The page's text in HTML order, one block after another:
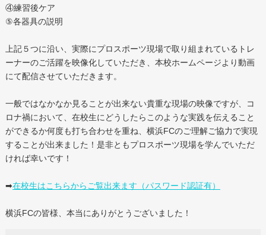
④練習後ケア
⑤各器具の説明
上記５つに沿い、実際にプロスポーツ現場で取り組まれているトレ
ーナーのご活躍を映像化していただき、本校ホームページより動画
にて配信させていただきます。
一般ではなかなか見ることが出来ない貴重な現場の映像ですが、コ
ロナ禍において、在校生にどうしたらこのような実践を伝えること
ができるか何度も打ち合わせを重ね、横浜FCのご理解ご協力で実現
することが出来ました！是非ともプロスポーツ現場を学んでいただ
ければ幸いです！
➡在校生はこちらからご覧出来ます（パスワード認証有）
横浜FCの皆様、本当にありがとうございました！